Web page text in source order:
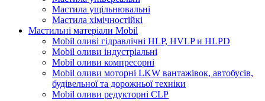
Мастила ущільнювальні
Мастила хімічностійкі
Мастильні матеріали Mobil
Mobil оливі гідравлічні HLP, HVLP и HLPD
Mobil оливи індустріальні
Mobil оливи компресорні
Mobil оливи моторні LKW вантажівок, автобусів,
будівельної та дорожньої техніки
Mobil оливи редукторні CLP